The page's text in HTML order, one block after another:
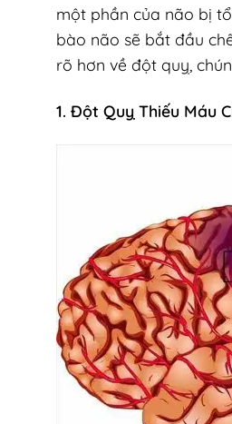
một phần của não bị
bào não sẽ bắt đầu
rõ hơn về đột quỵ,
1. Đột Quỵ Thiếu Máu